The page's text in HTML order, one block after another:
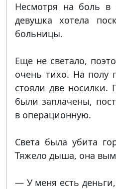
Несмотря на боль в
девушка хотела
больницы.
Еще не светало,
очень тихо. На полу
стояли две носилки.
были заплачены,
в операционную.
Света была убита
Тяжело дыша, она
— У меня есть